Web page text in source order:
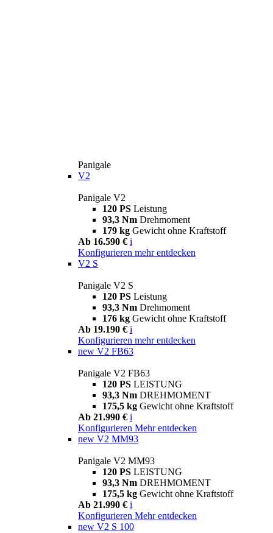
Panigale
V2
Panigale V2
120 PS Leistung
93,3 Nm Drehmoment
179 kg Gewicht ohne Kraftstoff
Ab 16.590 € i
Konfigurieren mehr entdecken
V2 S
Panigale V2 S
120 PS Leistung
93,3 Nm Drehmoment
176 kg Gewicht ohne Kraftstoff
Ab 19.190 € i
Konfigurieren mehr entdecken
new V2 FB63
Panigale V2 FB63
120 PS LEISTUNG
93,3 Nm DREHMOMENT
175,5 kg Gewicht ohne Kraftstoff
Ab 21.990 € i
Konfigurieren Mehr entdecken
new V2 MM93
Panigale V2 MM93
120 PS LEISTUNG
93,3 Nm DREHMOMENT
175,5 kg Gewicht ohne Kraftstoff
Ab 21.990 € i
Konfigurieren Mehr entdecken
new V2 S 100